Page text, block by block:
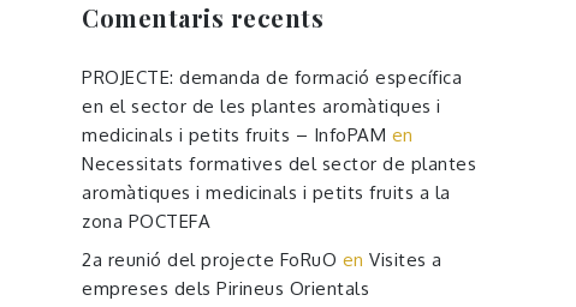
Comentaris recents
PROJECTE: demanda de formació específica
en el sector de les plantes aromàtiques i
medicinals i petits fruits – InfoPAM en
Necessitats formatives del sector de plantes
aromàtiques i medicinals i petits fruits a la
zona POCTEFA
2a reunió del projecte FoRuO en Visites a
empreses dels Pirineus Orientals